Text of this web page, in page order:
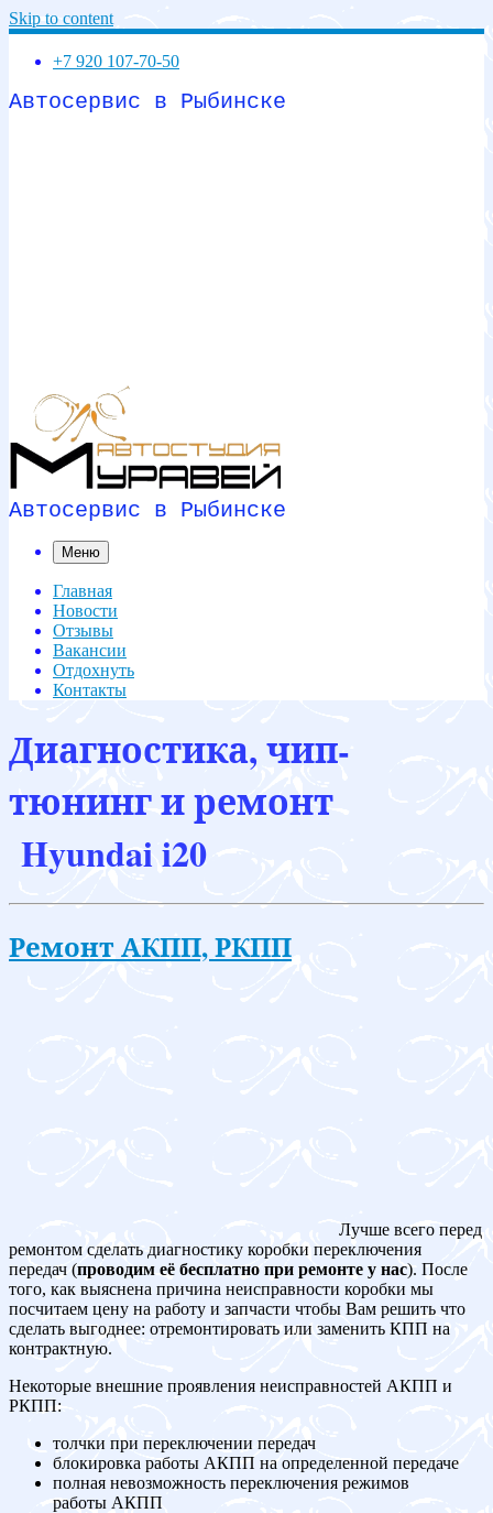
Skip to content
+7 920 107-70-50
Автосервис в Рыбинске
Автосервис в Рыбинске
Меню
Главная
Новости
Отзывы
Вакансии
Отдохнуть
Контакты
Диагностика, чип-
тюнинг и ремонт
Hyundai i20
Ремонт АКПП, РКПП
Лучше всего перед
ремонтом сделать диагностику коробки переключения
передач (проводим её бесплатно при ремонте у нас). После
того, как выяснена причина неисправности коробки мы
посчитаем цену на работу и запчасти чтобы Вам решить что
сделать выгоднее: отремонтировать или заменить КПП на
контрактную.
Некоторые внешние проявления неисправностей АКПП и
РКПП:
толчки при переключении передач
блокировка работы АКПП на определенной передаче
полная невозможность переключения режимов
работы АКПП